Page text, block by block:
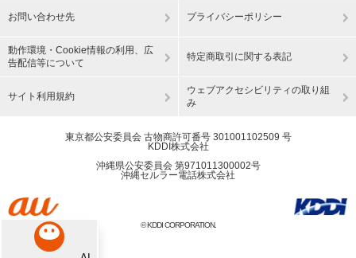
お問い合わせ先 プライバシーポリシー
動作環境・Cookie情報の利用、広
告配信等について
特定商取引に関する表記
サイト利用規約
ウェブアクセシビリティの取り組
み
東京都公安委員会 古物商許可番号 301001102509 号
KDDI株式会社
沖縄県公安委員会 第971011300002号
沖縄セルラー電話株式会社
© KDDI CORPORATION.